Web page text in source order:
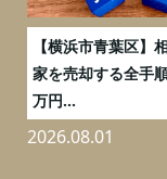
【横浜市青葉区】
家を売却する全手
万円...
2026.08.01